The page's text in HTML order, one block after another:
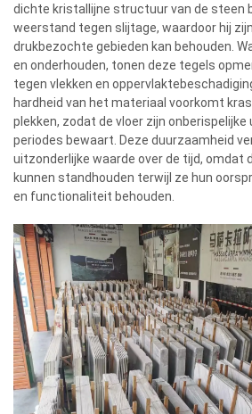
dichte kristallijne structuur van de steen
weerstand tegen slijtage, waardoor hij
drukbezochte gebieden kan behouden.
en onderhouden, tonen deze tegels
tegen vlekken en
hardheid van het materiaal voorkomt
plekken, zodat de vloer zijn
periodes bewaart. Deze duurzaamheid
uitzonderlijke waarde over de tijd, omdat
kunnen standhouden terwijl ze hun
en functionaliteit behouden.